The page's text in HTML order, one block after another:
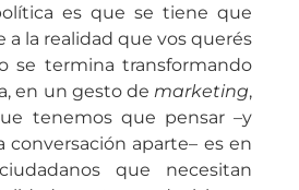
es que se tiene que
a la realidad que vos querés
se termina transformando
en un gesto de marketing,
tenemos que pensar –y
conversación aparte– es en
que necesitan